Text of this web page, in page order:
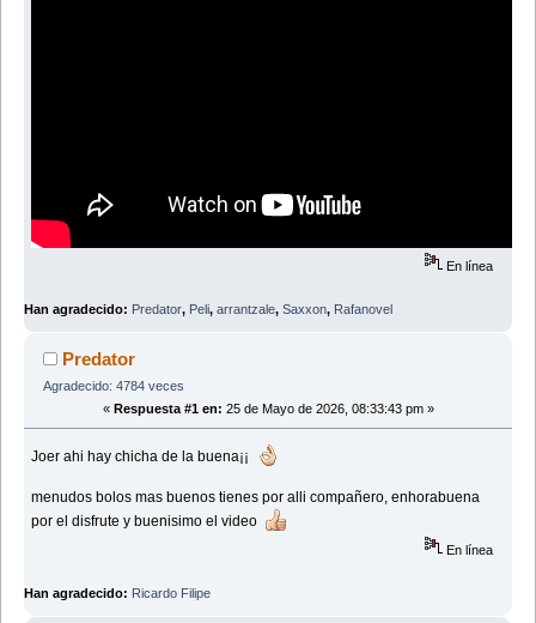
En línea
Han agradecido: Predator, Peli, arrantzale, Saxxon, Rafanovel
Predator
Agradecido: 4784 veces
« Respuesta #1 en: 25 de Mayo de 2026, 08:33:43 pm »
Joer ahi hay chicha de la buena¡¡
menudos bolos mas buenos tienes por alli compañero, enhorabuena
por el disfrute y buenisimo el video
En línea
Han agradecido: Ricardo Filipe